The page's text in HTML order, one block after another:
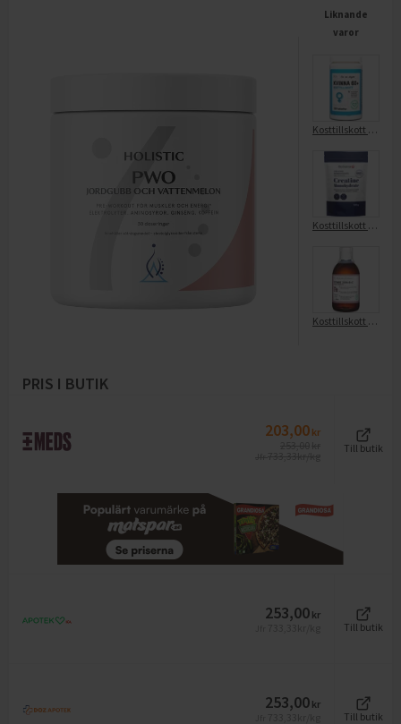
Liknande
varor
Kosttillskott Multivitamin Kvinna 60+ 100-p
Kosttillskott Kreatin
Kosttillskott Flytande Järn+b+c
PRIS I BUTIK
203,00 kr
Till butik
253,00 kr
Till butik
253,00 kr
Till butik